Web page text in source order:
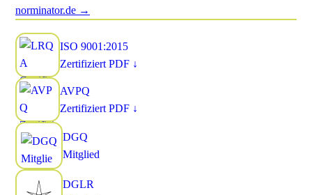
norminator.de →
ISO 9001:2015
ZertifiziertPDF ↓
AVPQ
ZertifiziertPDF ↓
DGQ
Mitglied
DGLR